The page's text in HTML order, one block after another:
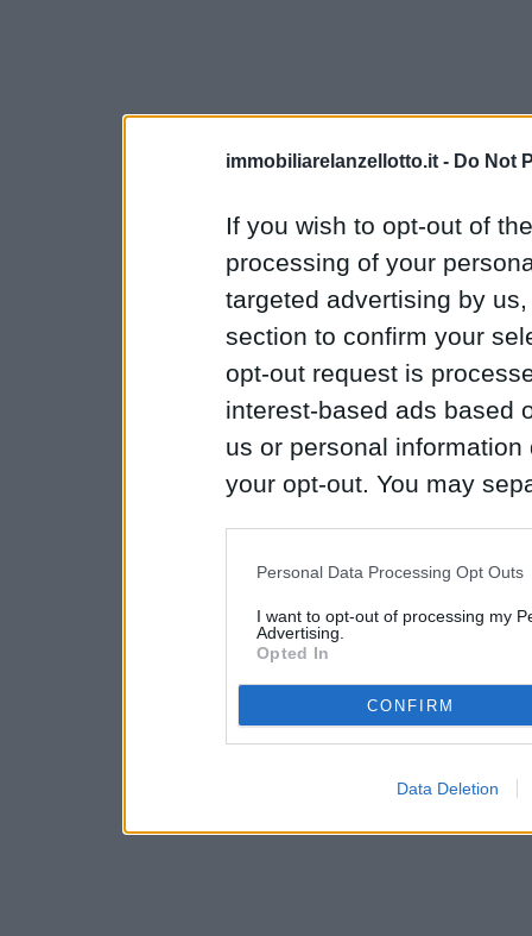
immobiliarelanzellotto.it - Do Not
If you wish to opt-out of
processing of your
targeted advertising by
section to confirm your
opt-out request is
interest-based ads based
us or personal
your opt-out. You may
Downstream Participants
third parties.
Personal Data Processing Opt Outs
I want to opt-out of processing my
Advertising.
Opted In
CONFIRM
Data Deletion